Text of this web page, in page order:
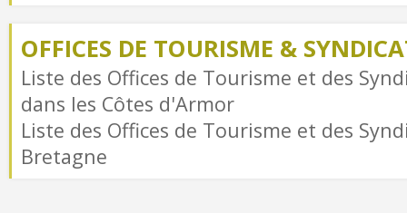
OFFICES DE TOURISME &
Liste des Offices de Tourisme et des
dans les Côtes d'Armor
Liste des Offices de Tourisme et des
Bretagne